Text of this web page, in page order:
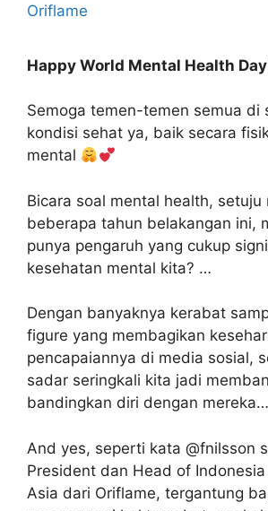
Oriflame
Happy World Mental Health
Semoga temen-temen semua di
kondisi sehat ya, baik secara
mental
Bicara soal mental health, setuju
beberapa tahun belakangan ini,
punya pengaruh yang cukup
kesehatan mental kita? ​…
Dengan banyaknya kerabat
figure yang membagikan
pencapaiannya di media sosial,
sadar seringkali kita jadi
bandingkan diri dengan mereka…​
And yes, seperti kata @fnilsson
President dan Head of
Asia dari Oriflame, tergantung